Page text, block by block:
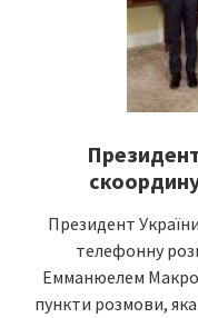
Президент
телефонну
Емманюелем
пункти розмови,